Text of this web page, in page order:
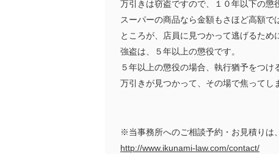
万引きは窃盗ですので、１０年以下の懲
スーパーの商品なら金額もさほど高額
ところが、店員に見つかって逃げるため
強盗は、５年以上の懲役です。
５年以上の懲役の場合、執行猶予をつけ
万引きが見つかって、その場で焦って
※当事務所へのご相談予約・お見積りは
http://www.ikunami-law.com/contact/